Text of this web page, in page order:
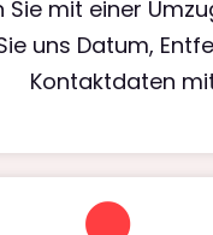
Sie mit einer
uns Datum,
Kontaktdaten